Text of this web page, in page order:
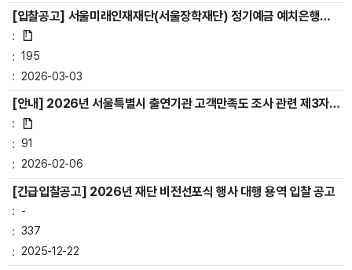
[입찰공고] 서울미래인재재단(서울장학재단) 정기예금 예치은행
선정
195
2026-03-03
[안내] 2026년 서울특별시 출연기관 고객만족도 조사 관련 제3자
정보제공 안내
91
2026-02-06
[긴급입찰공고] 2026년 재단 비전선포식 행사 대행 용역 입찰 공고
-
337
2025-12-22